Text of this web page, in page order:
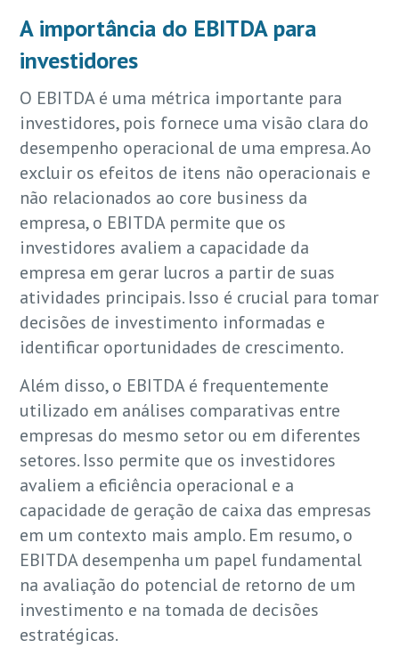
A importância do EBITDA para
investidores
O EBITDA é uma métrica importante para
investidores, pois fornece uma visão clara do
desempenho operacional de uma empresa. Ao
excluir os efeitos de itens não operacionais e
não relacionados ao core business da
empresa, o EBITDA permite que os
investidores avaliem a capacidade da
empresa em gerar lucros a partir de suas
atividades principais. Isso é crucial para tomar
decisões de investimento informadas e
identificar oportunidades de crescimento.
Além disso, o EBITDA é frequentemente
utilizado em análises comparativas entre
empresas do mesmo setor ou em diferentes
setores. Isso permite que os investidores
avaliem a eficiência operacional e a
capacidade de geração de caixa das empresas
em um contexto mais amplo. Em resumo, o
EBITDA desempenha um papel fundamental
na avaliação do potencial de retorno de um
investimento e na tomada de decisões
estratégicas.